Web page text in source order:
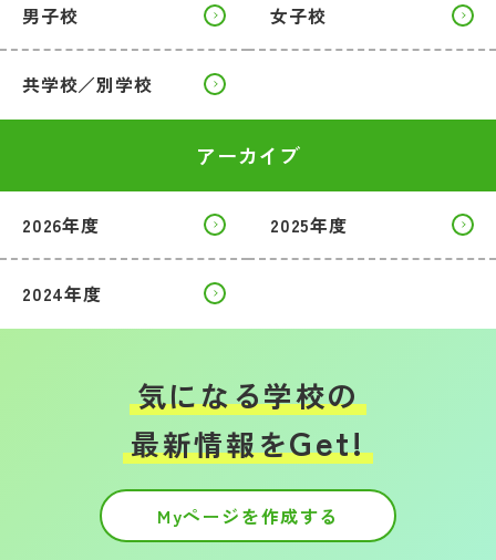
男子校 女子校
共学校／別学校
アーカイブ
2026年度 2025年度
2024年度
気になる学校の
最新情報をGet!
Myページを作成する